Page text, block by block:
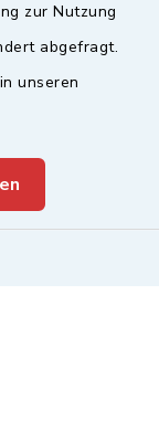
zur Nutzung
abgefragt.
unseren